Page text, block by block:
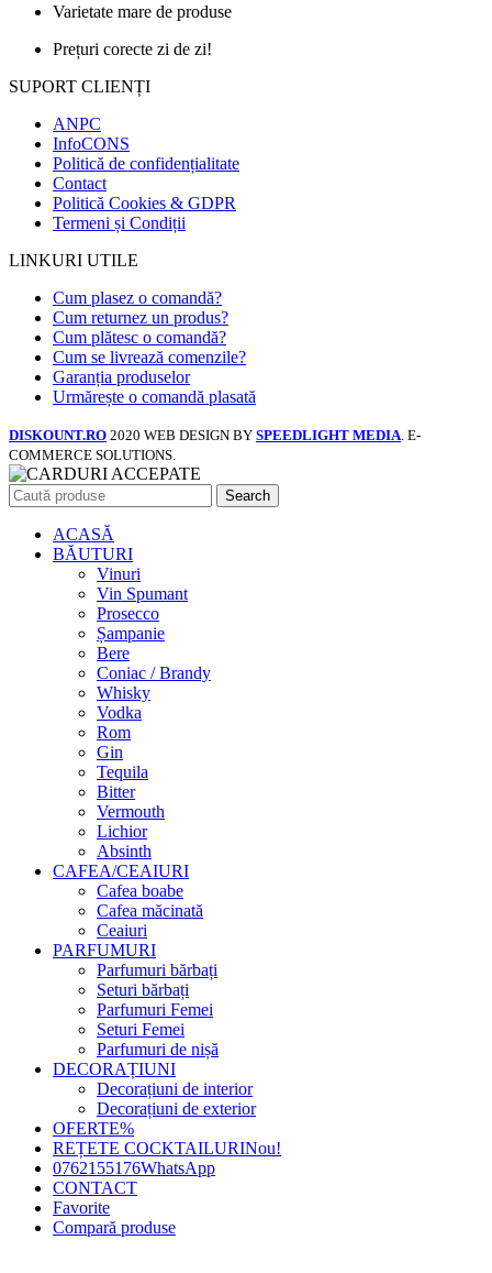
Varietate mare de produse
Prețuri corecte zi de zi!
SUPORT CLIENȚI
ANPC
InfoCONS
Politică de confidențialitate
Contact
Politică Cookies & GDPR
Termeni și Condiții
LINKURI UTILE
Cum plasez o comandă?
Cum returnez un produs?
Cum plătesc o comandă?
Cum se livrează comenzile?
Garanția produselor
Urmărește o comandă plasată
DISKOUNT.RO 2020 WEB DESIGN BY SPEEDLIGHT MEDIA . E-
COMMERCE SOLUTIONS.
Search
ACASĂ
BĂUTURI
Vinuri
Vin Spumant
Prosecco
Șampanie
Bere
Coniac / Brandy
Whisky
Vodka
Rom
Gin
Tequila
Bitter
Vermouth
Lichior
Absinth
CAFEA/CEAIURI
Cafea boabe
Cafea măcinată
Ceaiuri
PARFUMURI
Parfumuri bărbați
Seturi bărbați
Parfumuri Femei
Seturi Femei
Parfumuri de nișă
DECORAȚIUNI
Decorațiuni de interior
Decorațiuni de exterior
OFERTE%
REȚETE COCKTAILURINou!
0762155176WhatsApp
CONTACT
Favorite
Compară produse